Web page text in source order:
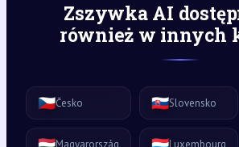
Zszywka AI
również w innych
🇨🇿Česko 🇸🇰Slovensko
Magyarország Luxembourg